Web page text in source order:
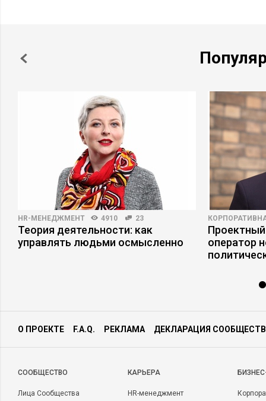
HR-МЕНЕДЖМЕНТ 4910 23
Теория деятельности: как
управлять людьми осмысленно
оператор
О ПРОЕКТЕ F.A.Q. РЕКЛАМА ДЕКЛАРАЦИЯ
CООБЩЕСТВО
Лица Сообщества
КАРЬЕРА
HR-менеджмент